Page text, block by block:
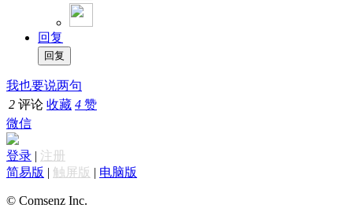
回复
我也要说两句
2 评论 收藏 4 赞
微信
登录 | 注册
简易版 | 触屏版 | 电脑版
© Comsenz Inc.